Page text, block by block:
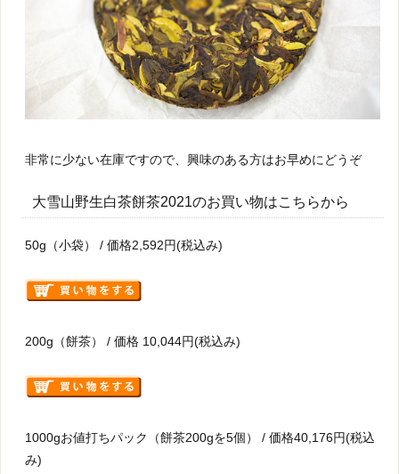
非常に少ない在庫ですので、興味のある方はお早めにどうぞ
大雪山野生白茶餅茶2021のお買い物はこちらから
50g（小袋） / 価格2,592円(税込み)
200g（餅茶） / 価格 10,044円(税込み)
1000gお値打ちパック（餅茶200gを5個） / 価格40,176円(税込
み)